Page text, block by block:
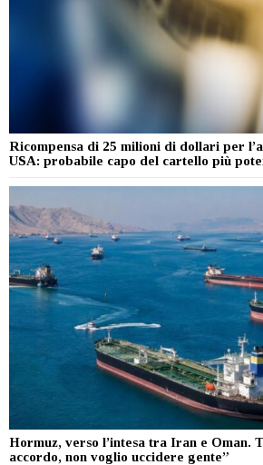
Ricompensa di 25 milioni di dollari per
USA: probabile capo del cartello più
Hormuz, verso l’intesa tra Iran e Oman.
accordo, non voglio uccidere gente”